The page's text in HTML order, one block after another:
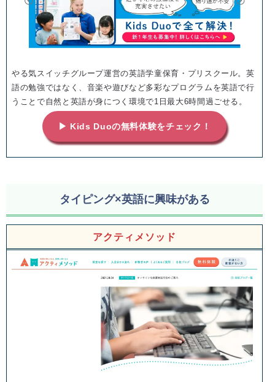
やる気スイッチグループ運営の英語学童保育・プリスクール。英
語の勉強ではなく、音楽や遊びなど多彩なプログラムを英語で行
うことで自然と英語が身につく環境で1日最大6時間過ごせる。
▶ Kids Duoの無料体験をチェック！
タイピング×英語に興味がある
アクティメソッド